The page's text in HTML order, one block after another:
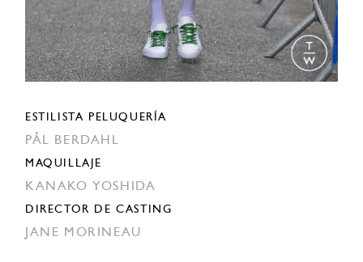
ESTILISTA PELUQUERÍA
PÅL BERDAHL
MAQUILLAJE
KANAKO YOSHIDA
DIRECTOR DE CASTING
JANE MORINEAU